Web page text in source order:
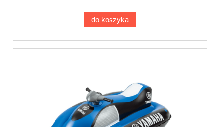
do koszyka